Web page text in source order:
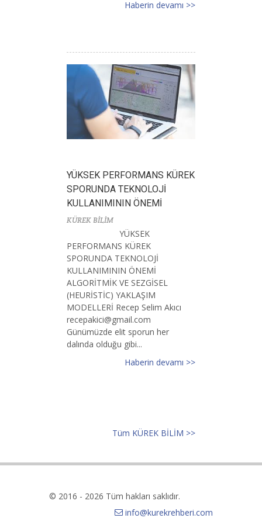
Haberin devamı >>
YÜKSEK PERFORMANS KÜREK
SPORUNDA TEKNOLOJİ
KULLANIMININ ÖNEMİ
KÜREK BİLİM
YÜKSEK
PERFORMANS KÜREK
SPORUNDA TEKNOLOJİ
KULLANIMININ ÖNEMİ
ALGORİTMİK VE SEZGİSEL
(HEURİSTİC) YAKLAŞIM
MODELLERİ Recep Selim Akıcı
recepakici@gmail.com
Günümüzde elit sporun her
dalında olduğu gibi...
Haberin devamı >>
Tüm KÜREK BİLİM >>
© 2016 - 2026 Tüm hakları saklıdır.
info@kurekrehberi.com